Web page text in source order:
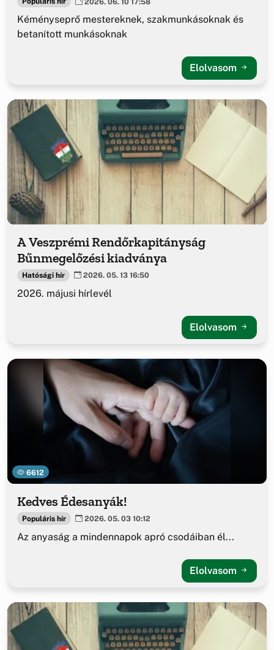
Kéményseprő mestereknek, szakmunkásoknak és
betanított munkásoknak
Elolvasom
A Veszprémi Rendőrkapitányság
Bűnmegelőzési kiadványa
Hatósági hír 2026. 05. 13 16:50
2026. májusi hírlevél
Elolvasom
6612
Kedves Édesanyák!
Populáris hír 2026. 05. 03 10:12
Az anyaság a mindennapok apró csodáiban él...
Elolvasom